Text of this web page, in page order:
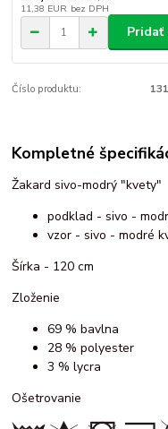
11,38 EUR bez DPH
Pridať
Číslo produktu:
Kompletné
Žakard sivo-modrý "kvety"
podklad - sivo -
vzor - sivo - modré
Šírka - 120 cm
Zloženie
69 % bavlna
28 % polyester
3 % lycra
Ošetrovanie